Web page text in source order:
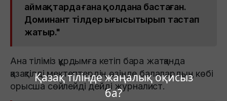
Қазақ тілінде жаңалық оқисыз
ба?
аймақтарда ғана қолдана бастаған.
Доминант тілдер ығысытырып тастап
жатыр."
Ана тіліміз құрдымға кетіп бара жатқанда
қазақтілді мектептердің өзінде балалардың көбі
орысша сөйлейді дейді журналист.